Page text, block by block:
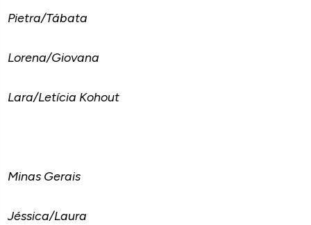
Pietra/Tábata
Lorena/Giovana
Lara/Letícia Kohout
Minas Gerais
Jéssica/Laura